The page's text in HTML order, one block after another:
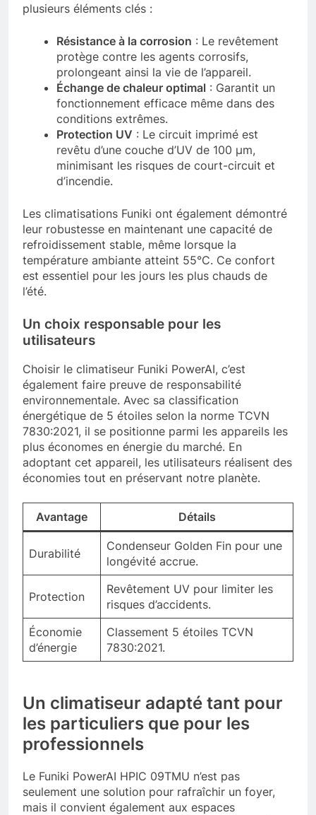
plusieurs éléments clés :
Résistance à la corrosion : Le revêtement
protège contre les agents corrosifs,
prolongeant ainsi la vie de l’appareil.
Échange de chaleur optimal : Garantit un
fonctionnement efficace même dans des
conditions extrêmes.
Protection UV : Le circuit imprimé est
revêtu d’une couche d’UV de 100 μm,
minimisant les risques de court-circuit et
d’incendie.
Les climatisations Funiki ont également démontré
leur robustesse en maintenant une capacité de
refroidissement stable, même lorsque la
température ambiante atteint 55°C. Ce confort
est essentiel pour les jours les plus chauds de
l’été.
Un choix responsable pour les
utilisateurs
Choisir le climatiseur Funiki PowerAI, c’est
également faire preuve de responsabilité
environnementale. Avec sa classification
énergétique de 5 étoiles selon la norme TCVN
7830:2021, il se positionne parmi les appareils les
plus économes en énergie du marché. En
adoptant cet appareil, les utilisateurs réalisent des
économies tout en préservant notre planète.
Avantage Détails
Durabilité
Condenseur Golden Fin pour une
longévité accrue.
Protection
Revêtement UV pour limiter les
risques d’accidents.
Économie
d’énergie
Classement 5 étoiles TCVN
7830:2021.
Un climatiseur adapté tant pour
les particuliers que pour les
professionnels
Le Funiki PowerAI HPIC 09TMU n’est pas
seulement une solution pour rafraîchir un foyer,
mais il convient également aux espaces